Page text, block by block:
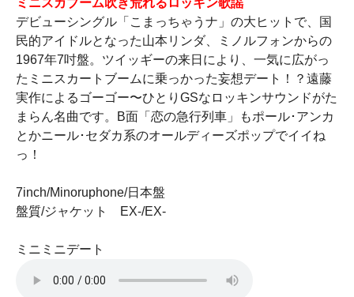
ミニスカブーム吹き荒れるロッキン歌謡
デビューシングル「こまっちゃうナ」の大ヒットで、国
民的アイドルとなった山本リンダ、ミノルフォンからの
1967年7吋盤。ツイッギーの来日により、一気に広がっ
たミニスカートブームに乗っかった妄想デート！？遠藤
実作によるゴーゴー〜ひとりGSなロッキンサウンドがた
まらん名曲です。B面「恋の急行列車」もポール･アンカ
とかニール･セダカ系のオールディーズポップでイイね
っ！
7inch/Minoruphone/日本盤
盤質/ジャケット EX-/EX-
ミニミニデート